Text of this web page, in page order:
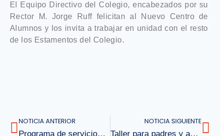
El Equipo Directivo del Colegio, encabezados por su
Rector M. Jorge Ruff felicitan al Nuevo Centro de
Alumnos y los invita a trabajar en unidad con el resto
de los Estamentos del Colegio.
NOTICIA ANTERIOR
Programa de servicios médicos Junaeb 2022
NOTICIA SIGUIENTE
Taller para padres y apoderados en el Colegio Bicentenario Louis Pasteur